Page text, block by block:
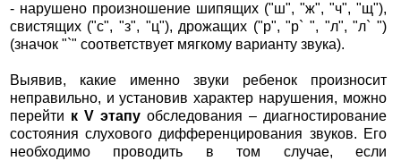
- нарушено произношение шипящих ("ш", "ж", "ч", "щ"),
свистящих ("с", "з", "ц"), дрожащих ("р", "р` ", "л", "л` ")
(значок "`" соответствует мягкому варианту звука).
Выявив, какие именно звуки ребенок произносит
неправильно, и установив характер нарушения, можно
перейти к V этапу обследования – диагностирование
состояния слухового дифференцирования звуков. Его
необходимо проводить в том случае, если